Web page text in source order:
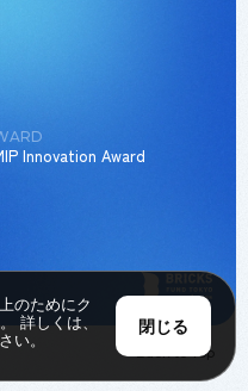
Innovation Award
Back to Top
のためにク
詳しくは、
い。
閉じる